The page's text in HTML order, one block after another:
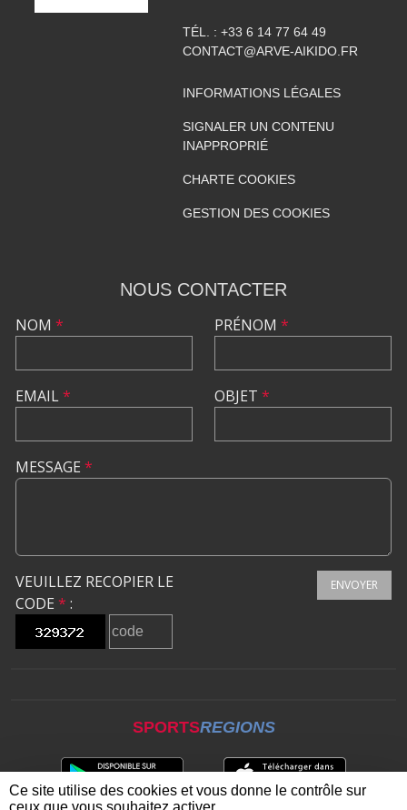
TÉL. : +33 6 14 77 64 49
CONTACT@ARVE-AIKIDO.FR
INFORMATIONS LÉGALES
SIGNALER UN CONTENU
INAPPROPRIÉ
CHARTE COOKIES
GESTION DES COOKIES
NOUS CONTACTER
NOM *
EMAIL*
PRÉNOM *
OBJET *
MESSAGE *
VEUILLEZ RECOPIER LE
CODE * :
ENVOYER
SPORTSREGIONS
Ce site utilise des cookies et vous donne le contrôle sur
ceux que vous souhaitez activer